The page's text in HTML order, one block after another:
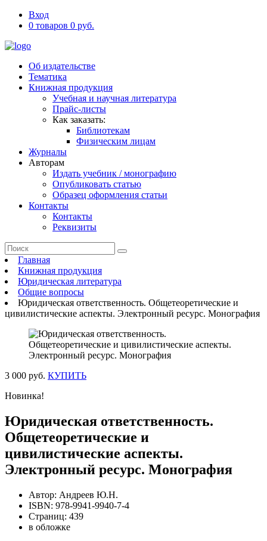
Вход
0 товаров 0 руб.
Об издательстве
Тематика
Книжная продукция
Учебная и научная литература
Прайс-листы
Как заказать:
Библиотекам
Физическим лицам
Журналы
Авторам
Издать учебник / монографию
Опубликовать статью
Образец оформления статьи
Контакты
Контакты
Реквизиты
Главная
Книжная продукция
Юридическая литература
Общие вопросы
Юридическая ответственность. Общетеоретические и
цивилистические аспекты. Электронный ресурс. Монография
3 000 руб. КУПИТЬ
Новинка!
Юридическая ответственность.
Общетеоретические и
цивилистические аспекты.
Электронный ресурс. Монография
Автор: Андреев Ю.Н.
ISBN: 978-9941-9940-7-4
Страниц: 439
в обложке